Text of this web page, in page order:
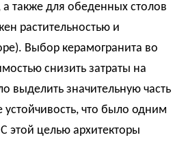
также для обеденных столов
растительностью и
Выбор керамогранита во
снизить затраты на
выделить значительную часть
что было одним
этой целью архитекторы